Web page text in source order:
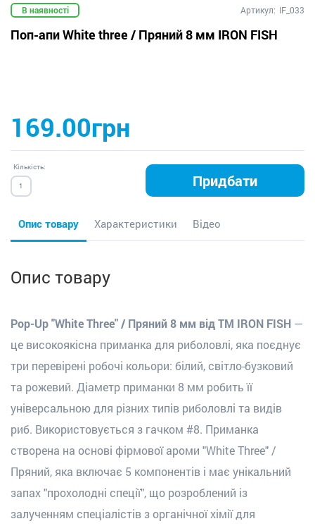
В наявності Артикул: IF_033
Поп-апи White three / Пряний 8 мм IRON FISH
169.00грн
Кількість:
Придбати
Опис товару Характеристики Відео
Опис товару
Pop-Up "White Three" / Пряний 8 мм від ТМ IRON FISH —
це високоякісна приманка для риболовлі, яка поєднує
три перевірені робочі кольори: білий, світло-бузковий
та рожевий. Діаметр приманки 8 мм робить її
універсальною для різних типів риболовлі та видів
риб. Використовується з гачком #8. Приманка
створена на основі фірмової ароми "White Three" /
Пряний, яка включає 5 компонентів і має унікальний
запах "прохолодні спеції", що розроблений із
залученням спеціалістів з органічної хімії для